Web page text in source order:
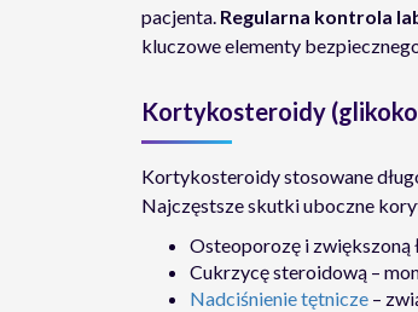
pacjenta. Regularna kontrola
kluczowe elementy
Kortykosteroidy
Kortykosteroidy stosowane
Najczęstsze skutki uboczne
Osteoporozę i zwiększoną
Cukrzycę steroidową –
Nadciśnienie tętnicze –